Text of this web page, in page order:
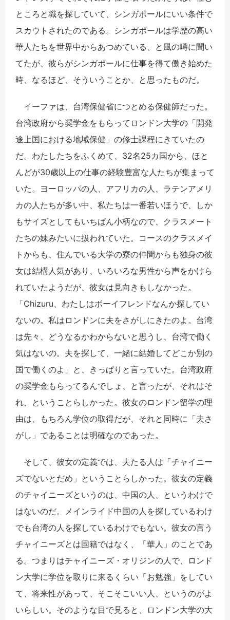
ところと職を探していて、シンガポールにいい条件で
スカウトされたのである。シンガポールは学歴の高い
華人たちを世界中からあつめている、と風の噂に聞い
てたが、彼らがシンガポールに仕事を得て働き始めた
時、なるほど、そういうことか、と思ったものだ。
イーファは、台湾保健省につとめる保健師だった。
台湾政府から奨学金をもらってロンドン大学の「開発
途上国における地域保健」の修士課程にきていたの
だ。わたしたちをふくめて、32名25カ国から、ほと
んどが30歳以上の仕事の経験豊富な人たちが集まって
いた。ヨーロッパの人、アフリカの人、ラテンアメリ
カの人たちが多い中、私たちは一番若いほうで、しか
もサイズとしてもいちばん小柄なので、クラスメート
たちの妹みたいに扱われていた。コースのクラスメイ
トからも、住んでいる大学の寮の仲間からも独身の彼
女は結構人気があり、いろいろな男性から声をかけら
れていたようだが、彼女は見向きもしなかった。
「Chizuru、わたしはボーイフレンドなんか探してい
ないの。私はロンドンに夫をさがしにきたのよ。台湾
は先々、どうなるかわからないと思うし、台湾で働く
気はないの。夫を探して、一緒に結婚してどこか別の
国で働くのよ」と、きっぱりと言っていた。台湾政府
の奨学金もらってるんでしょ、と言ったが、それはそ
れ、ということらしかった。彼女のロンドン留学の理
由は、もちろん学位の取得だが、それと同時に「夫さ
がし」であることは明確なのであった。
そして、彼女の定義では、夫たる人は「チャイニー
ズでないとだめ」ということらしかった。彼女の定義
のチャイニーズというのは、中国の人、というわけで
はないのだ。メインライド中国の人を探しているわけ
でも台湾の人を探しているわけでもない。彼女の言う
チャイニーズとは国籍ではなく、「華人」のことであ
る。つまりはチャイニーズ・オリジンの人で、ロンド
ン大学に学位を取りに来るくらい「お勉強」をしてい
て、将来性があって、そこそこいい人、というのがよ
いらしい。そのような目で見ると、ロンドン大学の大